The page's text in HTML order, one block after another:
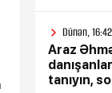
Dünən, 16:42
Araz
tanıyın,